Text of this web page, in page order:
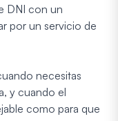
DNI con un
por un servicio de
necesitas
y cuando el
como para que